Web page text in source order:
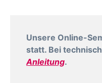
Unsere Online-
statt. Bei
Anleitung.